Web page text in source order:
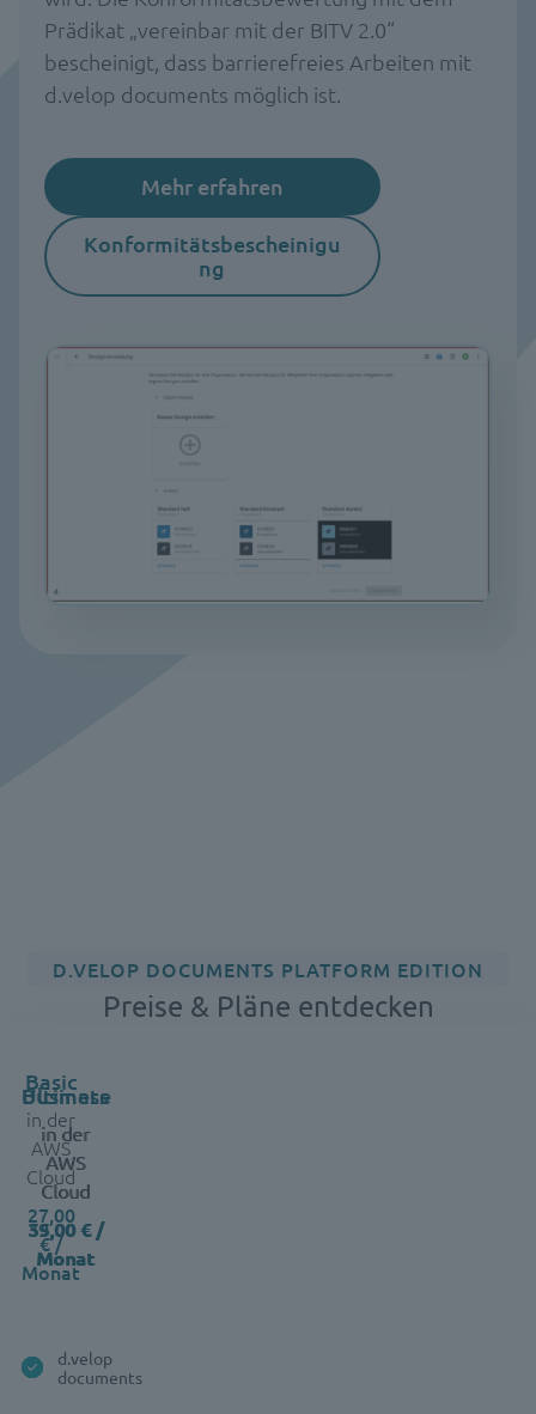
Prädikat „vereinbar mit der BITV 2.0“
bescheinigt, dass barrierefreies Arbeiten mit
d.velop documents möglich ist.
Mehr erfahren
Konformitätsbescheinigu
ng
D.VELOP DOCUMENTS PLATFORM EDITION
Preise & Pläne entdecken
Feature
Basic
in der
AWS
Cloud
27,00
€ /
Monat
Business
in der
AWS
Cloud
39,00 € /
Monat
Ultimate
in der
AWS
Cloud
55,00 € /
Monat
d.velop
documents